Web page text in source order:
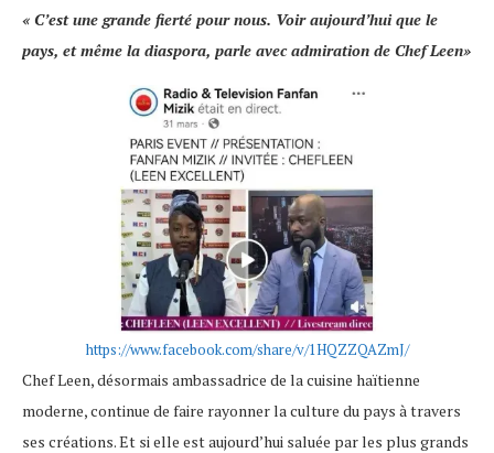
« C’est une grande fierté pour nous. Voir aujourd’hui que le
pays, et même la diaspora, parle avec admiration de Chef Leen»
https://www.facebook.com/share/v/1HQZZQAZmJ/
Chef Leen, désormais ambassadrice de la cuisine haïtienne
moderne, continue de faire rayonner la culture du pays à travers
ses créations. Et si elle est aujourd’hui saluée par les plus grands